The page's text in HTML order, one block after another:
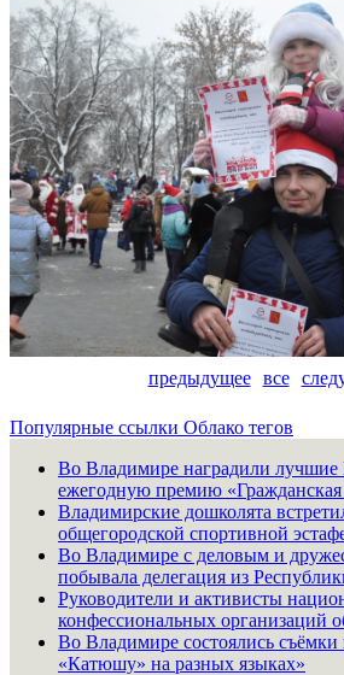
предыдущее все
Популярные ссылки Облако тегов
Во Владимире наградили
ежегодную премию «Гражданская
Владимирские дошколята
общегородской спортивной
Во Владимире с деловым и
побывала делегация из
Руководители и активисты
конфессиональных организаций
Во Владимире состоялись
«Катюшу» на разных языках»